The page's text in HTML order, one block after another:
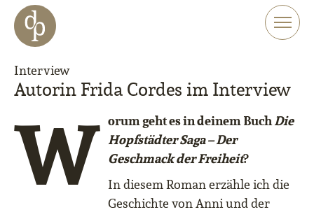
Zum Haupt-Inhalt springen
Zur Navigation springen
Zur Website-Suche springen
Interview
Autorin Frida Cordes im Interview
W orum geht es in deinem BuchDie
Hopfstädter Saga – Der
Geschmack der Freiheit?
In diesem Roman erzähle ich die
Geschichte von Anni und der